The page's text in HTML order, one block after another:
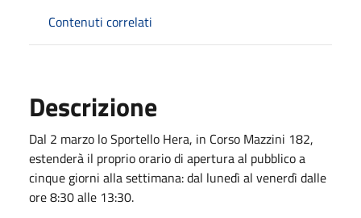
Contenuti correlati
Descrizione
Dal 2 marzo lo Sportello Hera, in Corso Mazzini 182,
estenderà il proprio orario di apertura al pubblico a
cinque giorni alla settimana: dal lunedì al venerdì dalle
ore 8:30 alle 13:30.